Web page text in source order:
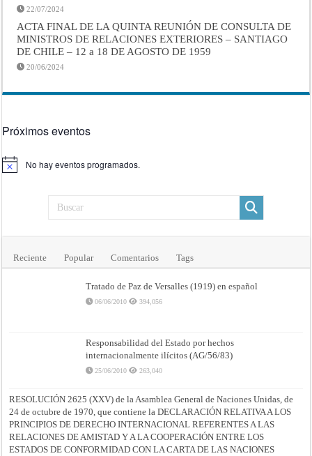
22/07/2024
ACTA FINAL DE LA QUINTA REUNIÓN DE CONSULTA DE
MINISTROS DE RELACIONES EXTERIORES – SANTIAGO
DE CHILE – 12 a 18 DE AGOSTO DE 1959
20/06/2024
Próximos eventos
Aviso No hay eventos programados.
Reciente Popular Comentarios Tags
Tratado de Paz de Versalles (1919) en español
06/06/2010 394,056
Responsabilidad del Estado por hechos
internacionalmente ilícitos (AG/56/83)
25/06/2010 263,040
RESOLUCIÓN 2625 (XXV) de la Asamblea General de Naciones Unidas, de
24 de octubre de 1970, que contiene la DECLARACIÓN RELATIVA A LOS
PRINCIPIOS DE DERECHO INTERNACIONAL REFERENTES A LAS
RELACIONES DE AMISTAD Y A LA COOPERACIÓN ENTRE LOS
ESTADOS DE CONFORMIDAD CON LA CARTA DE LAS NACIONES